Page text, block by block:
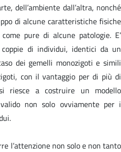
dell’ambiente dall’altra, nonché
di alcune caratteristiche fisiche
pure di alcune patologie. E’
di individui, identici da un
dei gemelli monozigoti e simili
con il vantaggio per di più di
riesce a costruire un modello
non solo ovviamente per i
l’attenzione non solo e non tanto